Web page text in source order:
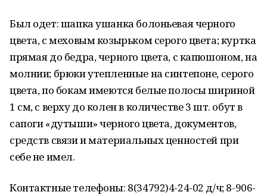
Был одет: шапка ушанка болоньевая черного
цвета, с меховым козырьком серого цвета; куртка
прямая до бедра, черного цвета, с капюшоном, на
молнии; брюки утепленные на синтепоне, серого
цвета, по бокам имеются белые полосы шириной
1 см, с верху до колен в количестве 3 шт. обут в
сапоги «дутыши» черного цвета, документов,
средств связи и материальных ценностей при
себе не имел.
Контактные телефоны: 8(34792)4-24-02 д/ч; 8-906-